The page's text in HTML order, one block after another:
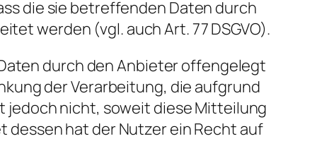
die sie betreffenden Daten durch
werden (vgl. auch Art. 77 DSGVO).
durch den Anbieter offengelegt
der Verarbeitung, die aufgrund
jedoch nicht, soweit diese Mitteilung
hat der Nutzer ein Recht auf